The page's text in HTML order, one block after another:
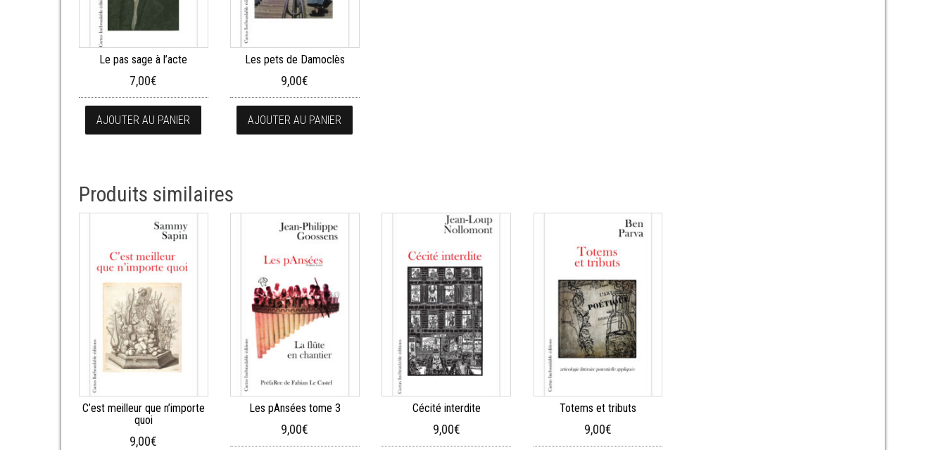
Le pas sage à l’acte
7,00€
AJOUTER AU PANIER
Les pets de Damoclès
9,00€
AJOUTER AU PANIER
Produits similaires
C’est meilleur que n’importe
quoi
9,00€
Les pAnsées tome 3
9,00€
Cécité interdite
9,00€
Totems et tributs
9,00€